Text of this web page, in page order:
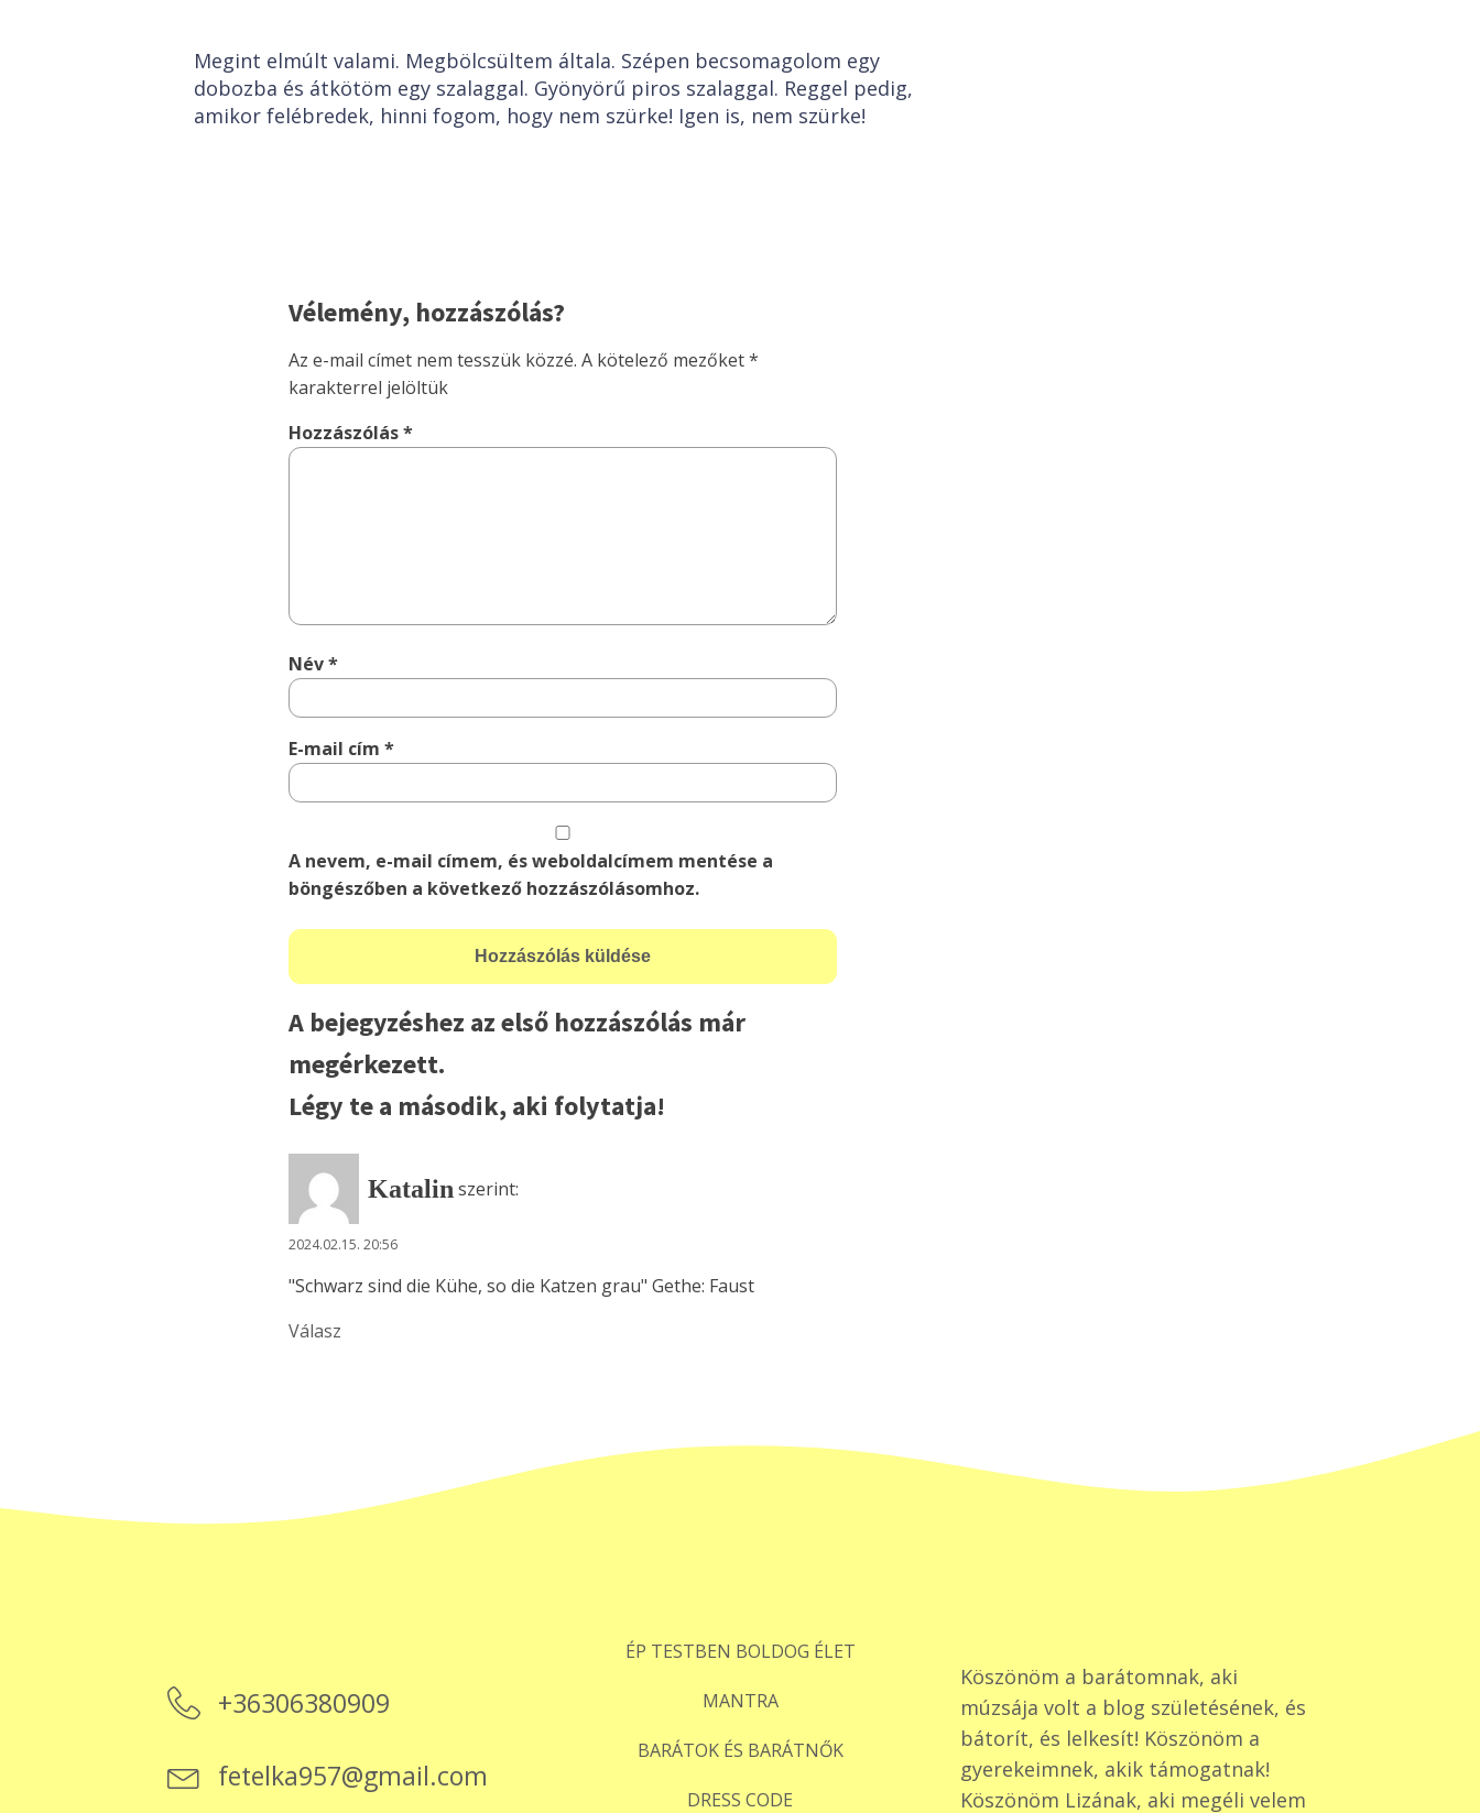
Megint elmúlt valami. Megbölcsültem általa. Szépen becsomagolom egy
dobozba és átkötöm egy szalaggal. Gyönyörű piros szalaggal. Reggel pedig,
amikor felébredek, hinni fogom, hogy nem szürke! Igen is, nem szürke!
Vélemény, hozzászólás?
Az e-mail címet nem tesszük közzé. A kötelező mezőket*
karakterrel jelöltük
Hozzászólás*
Név*
E-mail cím*
A nevem, e-mail címem, és weboldalcímem mentése a
böngészőben a következő hozzászólásomhoz.
A bejegyzéshez az első hozzászólás már
megérkezett.
Légy te a második, aki folytatja!
Katalin szerint:
2024.02.15. 20:56
"Schwarz sind die Kühe, so die Katzen grau" Gethe: Faust
Válasz
+36306380909
fetelka957@gmail.com
ÉP TESTBEN BOLDOG ÉLET
MANTRA
BARÁTOK ÉS BARÁTNŐK
DRESS CODE
Köszönöm a barátomnak, aki
múzsája volt a blog születésének, és
bátorít, és lelkesít! Köszönöm a
gyerekeimnek, akik támogatnak!
Köszönöm Lizának, aki megéli velem